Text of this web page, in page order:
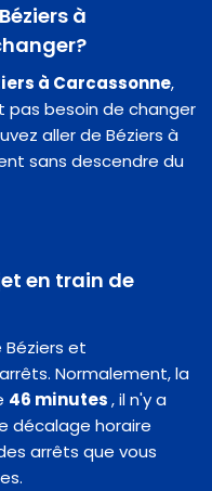
à
à Carcassonne,
pas besoin de changer
aller de Béziers à
sans descendre du
en train de
et
Normalement, la
46 minutes, il n'y a
décalage horaire
arrêts que vous